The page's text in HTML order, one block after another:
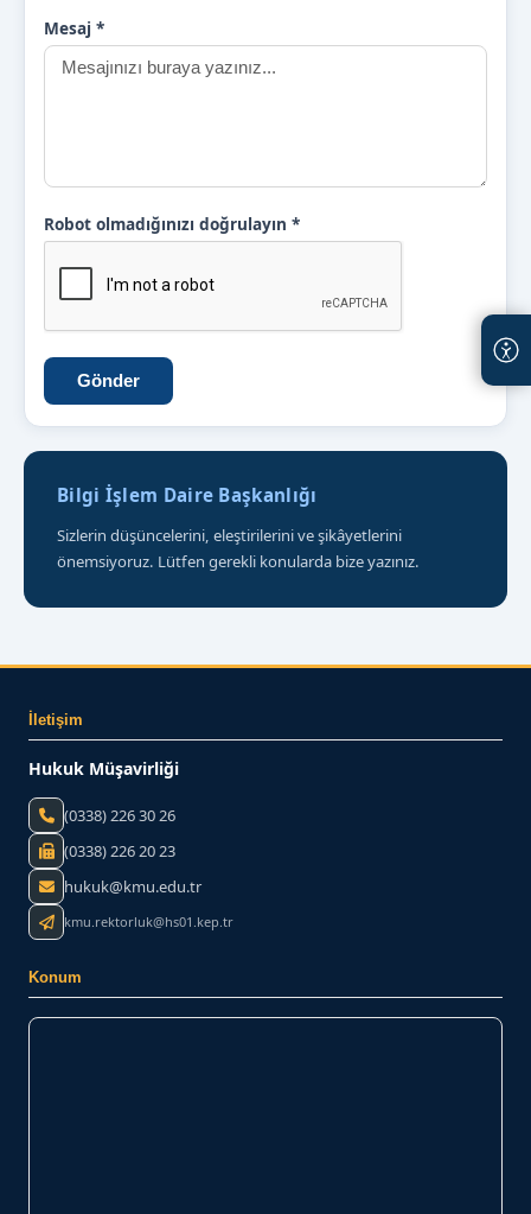
Mesaj *
Robot olmadığınızı doğrulayın *
Gönder
Bilgi İşlem Daire Başkanlığı
Sizlerin düşüncelerini, eleştirilerini ve şikâyetlerini
önemsiyoruz. Lütfen gerekli konularda bize yazınız.
İletişim
Hukuk Müşavirliği
(0338) 226 30 26
(0338) 226 20 23
hukuk@kmu.edu.tr
kmu.rektorluk@hs01.kep.tr
Konum